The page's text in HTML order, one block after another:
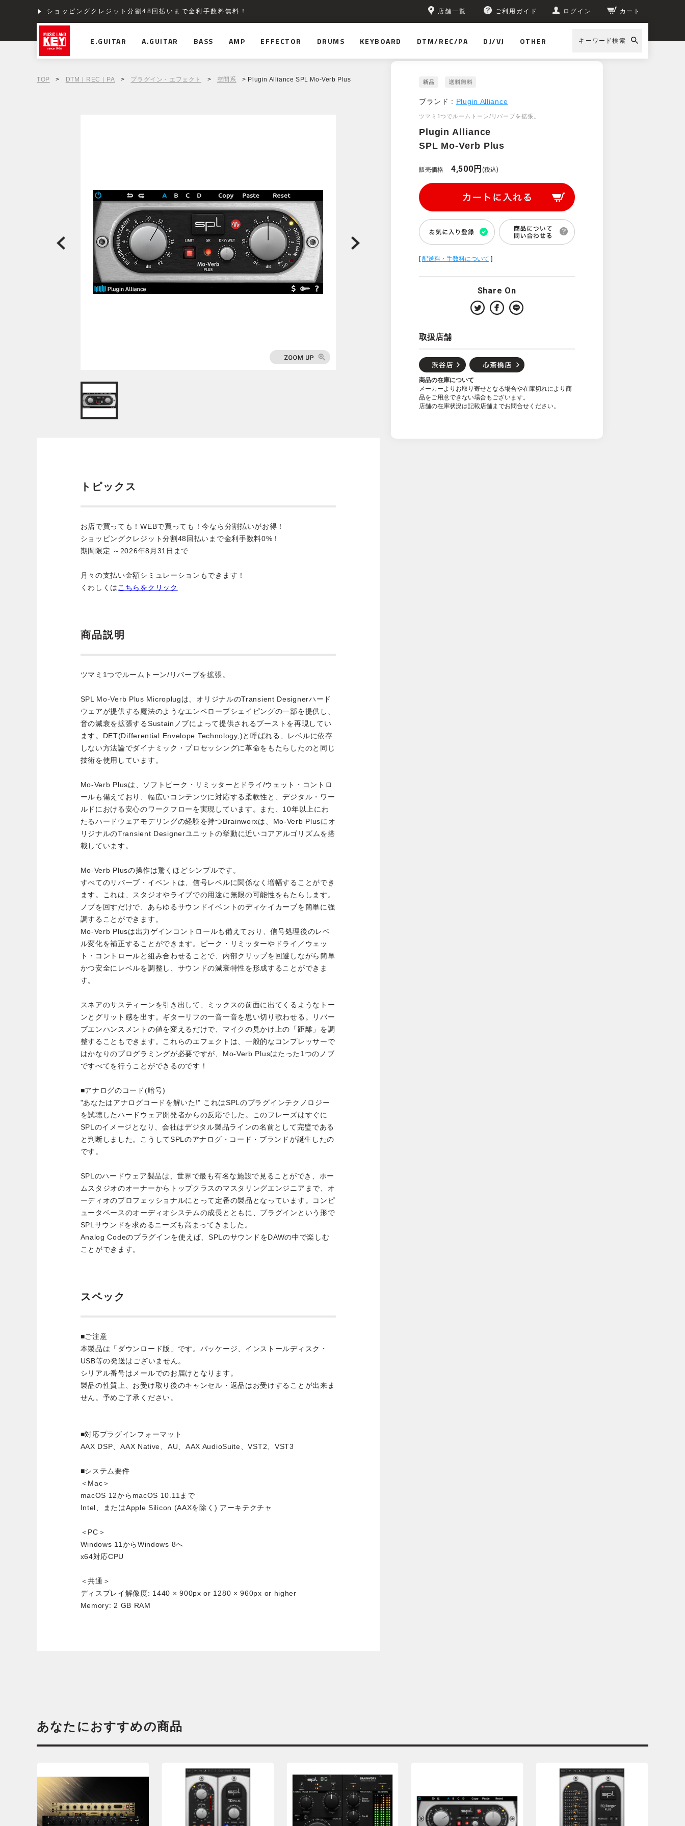
ショッピングクレジット分割48回払いまで金利手数料無料！ 店舗一覧 ご利用ガイド ログイン カート
E.GUITAR A.GUITAR BASS AMP EFFECTOR DRUMS KEYBOARD DTM/REC/PA DJ/VJ OTHER キーワード検索
TOP > DTM｜REC｜PA > プラグイン・エフェクト > 空間系 > Plugin Alliance SPL Mo-Verb Plus
ブランド : Plugin Alliance
ツマミ1つでルームトーン/リバーブを拡張。
Plugin Alliance
SPL Mo-Verb Plus
販売価格 4,500円 (税込)
[配送料・手数料について ]
Share On
取扱店舗
商品の在庫について
メーカーよりお取り寄せとなる場合や在庫切れにより商
品をご用意できない場合もございます。
店舗の在庫状況は記載店舗までお問合せください。
トピックス
お店で買っても！WEBで買っても！今なら分割払いがお得！
ショッピングクレジット分割48回払いまで金利手数料0%！
期間限定 ～2026年8月31日まで
月々の支払い金額シミュレーションもできます！
くわしくは こちらをクリック
商品説明
ツマミ1つでルームトーン/リバーブを拡張。
SPL Mo-Verb Plus Microplugは、オリジナルのTransient Designerハード
ウェアが提供する魔法のようなエンベロープシェイピングの一部を提供し、
音の減衰を拡張するSustainノブによって提供されるブーストを再現してい
ます。DET(Differential Envelope Technology,)と呼ばれる、レベルに依存
しない方法論でダイナミック・プロセッシングに革命をもたらしたのと同じ
技術を使用しています。
Mo-Verb Plusは、ソフトピーク・リミッターとドライ/ウェット・コントロ
ールも備えており、幅広いコンテンツに対応する柔軟性と、デジタル・ワー
ルドにおける安心のワークフローを実現しています。また、10年以上にわ
たるハードウェアモデリングの経験を持つBrainworxは、Mo-Verb Plusにオ
リジナルのTransient Designerユニットの挙動に近いコアアルゴリズムを搭
載しています。
Mo-Verb Plusの操作は驚くほどシンプルです。
すべてのリバーブ・イベントは、信号レベルに関係なく増幅することができ
ます。これは、スタジオやライブでの用途に無限の可能性をもたらします。
ノブを回すだけで、あらゆるサウンドイベントのディケイカーブを簡単に強
調することができます。
Mo-Verb Plusは出力ゲインコントロールも備えており、信号処理後のレベ
ル変化を補正することができます。ピーク・リミッターやドライ／ウェッ
ト・コントロールと組み合わせることで、内部クリップを回避しながら簡単
かつ安全にレベルを調整し、サウンドの減衰特性を形成することができま
す。
スネアのサスティーンを引き出して、ミックスの前面に出てくるようなトー
ンとグリット感を出す。ギターリフの一音一音を思い切り歌わせる。リバー
ブエンハンスメントの値を変えるだけで、マイクの見かけ上の「距離」を調
整することもできます。これらのエフェクトは、一般的なコンプレッサーで
はかなりのプログラミングが必要ですが、Mo-Verb Plusはたった1つのノブ
ですべてを行うことができるのです！
■アナログのコード(暗号)
"あなたはアナログコードを解いた!" これはSPLのプラグインテクノロジー
を試聴したハードウェア開発者からの反応でした。このフレーズはすぐに
SPLのイメージとなり、会社はデジタル製品ラインの名前として完璧である
と判断しました。こうしてSPLのアナログ・コード・ブランドが誕生したの
です。
SPLのハードウェア製品は、世界で最も有名な施設で見ることができ、ホー
ムスタジオのオーナーからトップクラスのマスタリングエンジニアまで、オ
ーディオのプロフェッショナルにとって定番の製品となっています。コンピ
ュータベースのオーディオシステムの成長とともに、プラグインという形で
SPLサウンドを求めるニーズも高まってきました。
Analog Codeのプラグインを使えば、SPLのサウンドをDAWの中で楽しむ
ことができます。
スペック
■ご注意
本製品は「ダウンロード版」です。パッケージ、インストールディスク・
USB等の発送はございません。
シリアル番号はメールでのお届けとなります。
製品の性質上、お受け取り後のキャンセル・返品はお受けすることが出来ま
せん。予めご了承ください。
■対応プラグインフォーマット
AAX DSP、AAX Native、AU、AAX AudioSuite、VST2、VST3
■システム要件
＜Mac＞
macOS 12からmacOS 10.11まで
Intel、またはApple Silicon (AAXを除く) アーキテクチャ
＜PC＞
Windows 11からWindows 8へ
x64対応CPU
＜共通＞
ディスプレイ解像度: 1440 × 900px or 1280 × 960px or higher
Memory: 2 GB RAM
あなたにおすすめの商品